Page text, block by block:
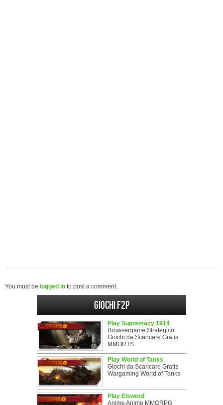
You must be logged in to post a comment.
Giochi F2P
Play Supremacy 1914
Browsergame Strategico
Giochi da Scaricare Gratis
MMORTS
Play World of Tanks
Giochi da Scaricare Gratis
Wargaming World of Tanks
Play Elsword
Anime Anime MMORPG